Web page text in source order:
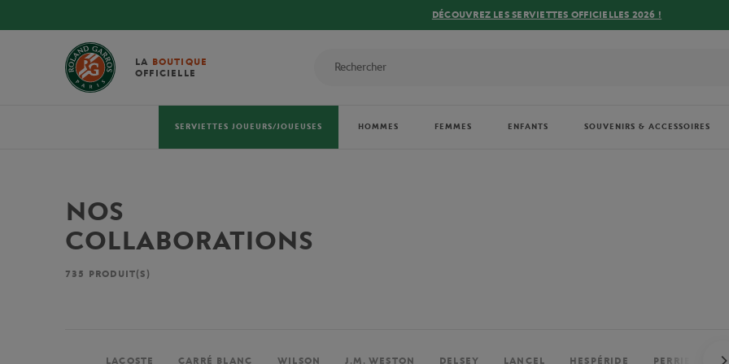
DÉCOUVREZ LES SERVIETTES OFFICIELLES 2026 !
LA BOUTIQUE
OFFICIELLE
SERVIETTES JOUEURS/JOUEUSES HOMMES FEMMES ENFANTS SOUVENIRS & ACCESSOIRES
NOS
COLLABORATIONS
735 PRODUIT(S)
LACOSTE CARRÉ BLANC WILSON J.M. WESTON DELSEY LANCEL HESPÉRIDE PERRIER